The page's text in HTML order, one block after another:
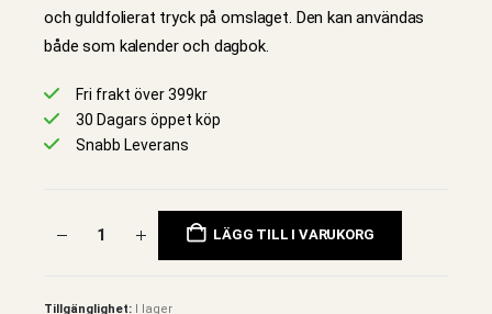
och guldfolierat tryck på omslaget. Den kan användas
både som kalender och dagbok.
Fri frakt över 399kr
30 Dagars öppet köp
Snabb Leverans
LÄGG TILL I VARUKORG
Tillgänglighet:
I lager